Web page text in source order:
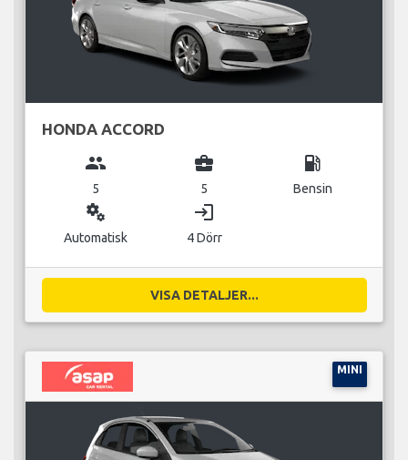
HONDA ACCORD
group
5
business_center
5
local_gas_station
Bensin
miscellaneous_services
Automatisk
login
4 Dörr
VISA DETALJER...
MINI